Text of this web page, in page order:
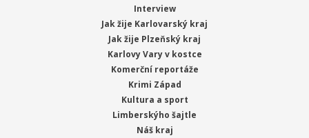
Interview
Jak žije Karlovarský kraj
Jak žije Plzeňský kraj
Karlovy Vary v kostce
Komerční reportáže
Krimi Západ
Kultura a sport
Limberskýho šajtle
Náš kraj